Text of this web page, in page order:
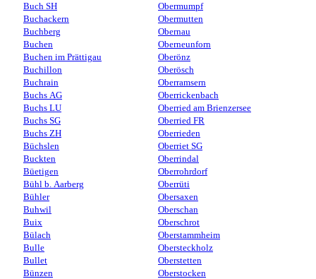
Buch SH
Buchackern
Buchberg
Buchen
Buchen im Prättigau
Buchillon
Buchrain
Buchs AG
Buchs LU
Buchs SG
Buchs ZH
Büchslen
Buckten
Büetigen
Bühl b. Aarberg
Bühler
Buhwil
Buix
Bülach
Bulle
Bullet
Bünzen
Obermumpf
Obermutten
Obernau
Oberneunforn
Oberönz
Oberösch
Oberramsern
Oberrickenbach
Oberried am Brienzersee
Oberried FR
Oberrieden
Oberriet SG
Oberrindal
Oberrohrdorf
Oberrüti
Obersaxen
Oberschan
Oberschrot
Oberstammheim
Obersteckholz
Oberstetten
Oberstocken